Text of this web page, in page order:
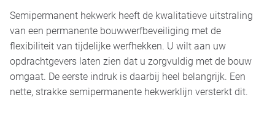
Semipermanent hekwerk heeft de kwalitatieve uitstraling
van een permanente bouwwerfbeveiliging met de
flexibiliteit van tijdelijke werfhekken. U wilt aan uw
opdrachtgevers laten zien dat u zorgvuldig met de bouw
omgaat. De eerste indruk is daarbij heel belangrijk. Een
nette, strakke semipermanente hekwerklijn versterkt dit.